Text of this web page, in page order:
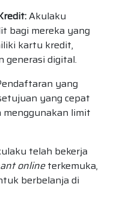
Akulaku
bagi mereka yang
kartu kredit,
generasi digital.
yang
yang cepat
menggunakan limit
telah bekerja
onlineterkemuka,
berbelanja di